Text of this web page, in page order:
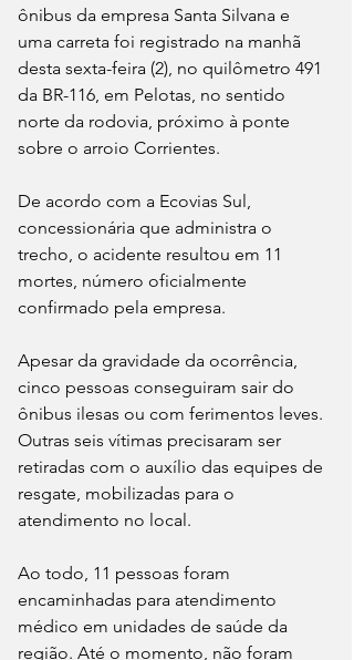
ônibus da empresa Santa Silvana e
uma carreta foi registrado na manhã
desta sexta-feira (2), no quilômetro 491
da BR-116, em Pelotas, no sentido
norte da rodovia, próximo à ponte
sobre o arroio Corrientes.
De acordo com a Ecovias Sul,
concessionária que administra o
trecho, o acidente resultou em 11
mortes, número oficialmente
confirmado pela empresa.
Apesar da gravidade da ocorrência,
cinco pessoas conseguiram sair do
ônibus ilesas ou com ferimentos leves.
Outras seis vítimas precisaram ser
retiradas com o auxílio das equipes de
resgate, mobilizadas para o
atendimento no local.
Ao todo, 11 pessoas foram
encaminhadas para atendimento
médico em unidades de saúde da
região. Até o momento, não foram